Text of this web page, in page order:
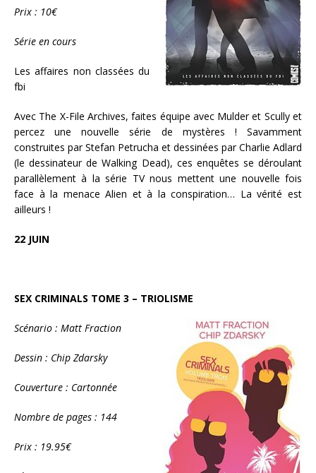
Prix : 10€
Série en cours
Les affaires non classées du
fbi
Avec The X-File Archives, faites équipe avec Mulder et Scully et
percez une nouvelle série de mystères ! Savamment
construites par Stefan Petrucha et dessinées par Charlie Adlard
(le dessinateur de Walking Dead), ces enquêtes se déroulant
parallèlement à la série TV nous mettent une nouvelle fois
face à la menace Alien et à la conspiration… La vérité est
ailleurs !
22 JUIN
SEX CRIMINALS TOME 3 – TRIOLISME
Scénario : Matt Fraction
Dessin : Chip Zdarsky
Couverture : Cartonnée
Nombre de pages : 144
Prix : 19.95€